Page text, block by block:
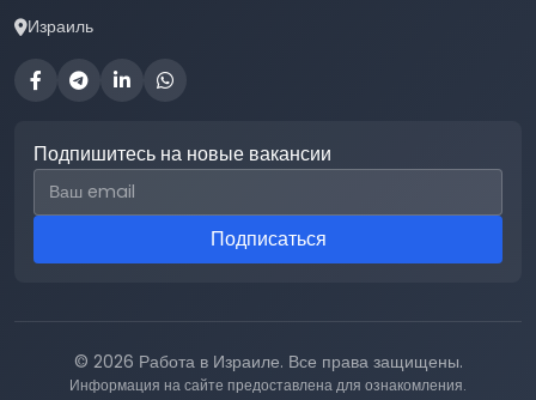
Израиль
Подпишитесь на новые вакансии
Email для подписки
Подписаться
© 2026 Работа в Израиле. Все права защищены.
Информация на сайте предоставлена для ознакомления.